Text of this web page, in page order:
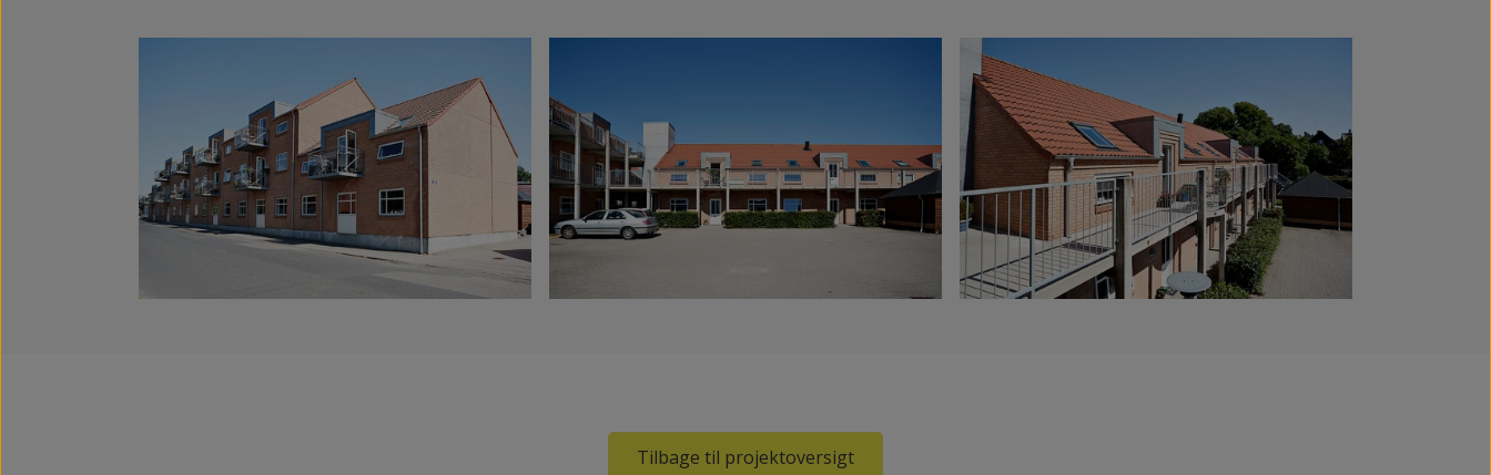
Tilbage til projektoversigt